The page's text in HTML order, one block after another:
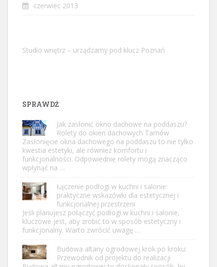
czerwiec 2013
Studio wnętrz – urządzamy pod klucz Poznań
SPRAWDŹ
Jak zasłonić okno dachowe na poddaszu?
Rolety do okien dachowych Tarnów
Zasłonięcie okna dachowego na poddaszu to nie tylko
kwestia estetyki, ale również komfortu i
funkcjonalności. Odpowiednie rolety mogą znacząco
wpłynąć na …
Łączenie podłogi w kuchni i salonie:
praktyczne wskazówki dla estetycznej i
funkcjonalnej przestrzeni
Jeśli planujesz połączyć podłogi w kuchni i salonie,
kluczowe jest, aby zrobić to w sposób estetyczny i
funkcjonalny. Warto zwrócić uwagę …
Budowa altany ogrodowej krok po kroku:
Przewodnik od projektu do realizacji